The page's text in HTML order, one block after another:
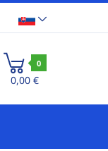
0
0,00 €